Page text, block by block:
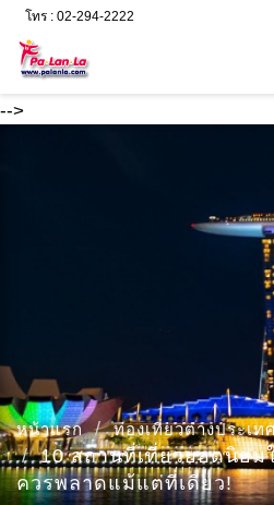
-->
โทร : 02-294-2222
หน้าแรก ท่องเที่ยวต่างประเท
10 สถานที่เที่ยวยอดนิยม
ควรพลาดแม้แต่ที่เดียว!